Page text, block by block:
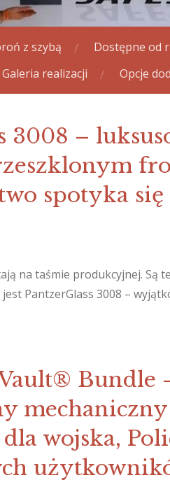
z szybą Dostępne od
Galeria realizacji Opcje
3008 –
spotyka się
na taśmie produkcyjnej. Są
jest PantzerGlass 3008 –
Bundle
wojska,